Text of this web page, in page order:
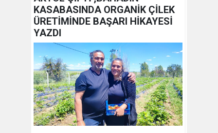
KASABASINDA ORGANİK ÇİLEK
ÜRETİMİNDE BAŞARI HİKAYESİ
YAZDI